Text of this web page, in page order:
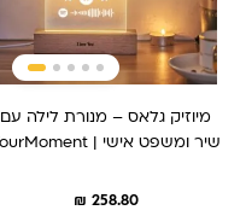
מיוזיק גלאס – מנורת לילה עם
שיר ומשפט אישי | YourMoment
₪ 258.80